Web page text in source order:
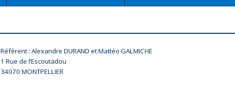
Référent : Alexandre DURAND et Mattéo GALMICHE
1 Rue de l’Escoutadou
34070 MONTPELLIER